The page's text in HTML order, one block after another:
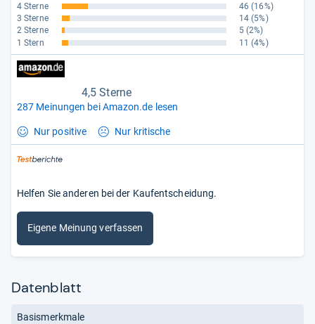
4 Sterne
46 (16%)
3 Sterne
14 (5%)
2 Sterne
5 (2%)
1 Stern
11 (4%)
4,5 Sterne
287 Meinungen bei Amazon.de lesen
Nur positive Nur kritische
Helfen Sie anderen bei der Kaufentscheidung.
Eigene Meinung verfassen
Datenblatt
Basismerkmale